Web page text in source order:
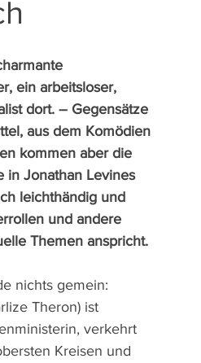
ein arbeitsloser,
dort. – Gegensätze
aus dem Komödien
kommen aber die
in Jonathan Levines
leichthändig und
und andere
Themen anspricht.
nichts gemein:
Theron) ist
verkehrt
Kreisen und